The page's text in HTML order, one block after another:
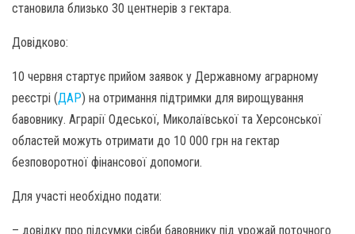
становила близько 30 центнерів з гектара.
Довідково:
10 червня стартує прийом заявок у Державному аграрному
реєстрі (ДАР) на отримання підтримки для вирощування
бавовнику. Аграрії Одеської, Миколаївської та Херсонської
областей можуть отримати до 10 000 грн на гектар
безповоротної фінансової допомоги.
Для участі необхідно подати:
– довідку про підсумки сівби бавовнику під урожай поточного